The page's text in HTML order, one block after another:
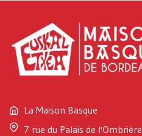
La Maison Basque
7 rue du Palais de l'Ombrière